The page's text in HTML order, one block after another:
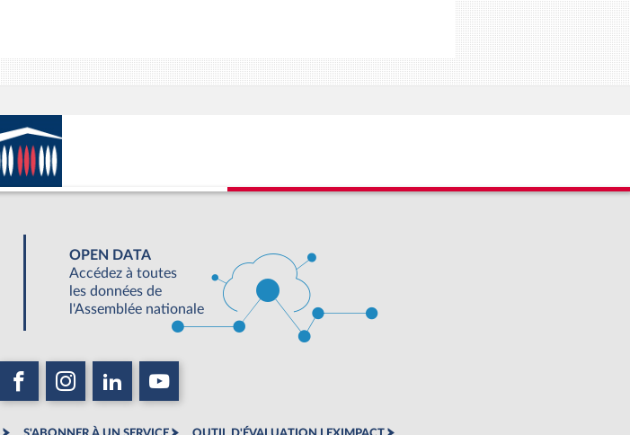
OPEN DATA
Accédez à toutes
les données de
l'Assemblée nationale